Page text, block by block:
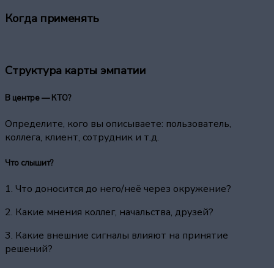
Когда применять
Структура карты эмпатии
В центре — КТО?
Определите, кого вы описываете: пользователь,
коллега, клиент, сотрудник и т.д.
Что слышит?
1. Что доносится до него/неё через окружение?
2. Какие мнения коллег, начальства, друзей?
3. Какие внешние сигналы влияют на принятие
решений?